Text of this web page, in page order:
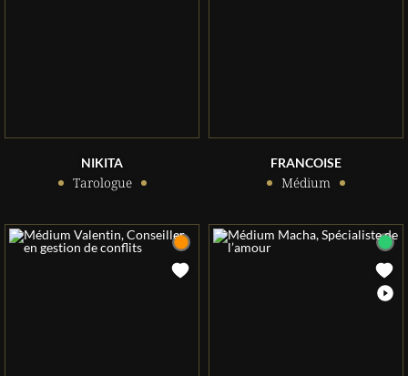
NIKITA
Tarologue
FRANCOISE
Médium